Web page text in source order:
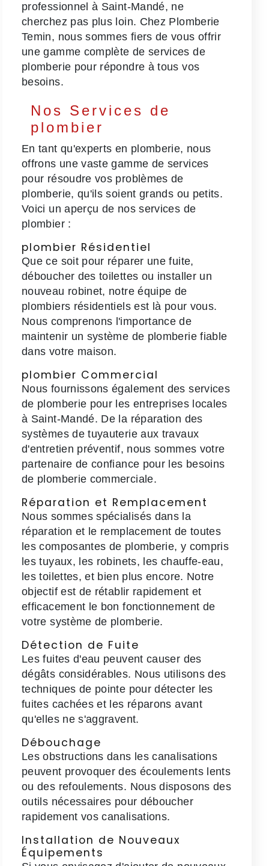
professionnel à Saint-Mandé, ne
cherchez pas plus loin. Chez Plomberie
Temin, nous sommes fiers de vous offrir
une gamme complète de services de
plomberie pour répondre à tous vos
besoins.
Nos Services de
plombier
En tant qu'experts en plomberie, nous
offrons une vaste gamme de services
pour résoudre vos problèmes de
plomberie, qu'ils soient grands ou petits.
Voici un aperçu de nos services de
plombier :
plombier Résidentiel
Que ce soit pour réparer une fuite,
déboucher des toilettes ou installer un
nouveau robinet, notre équipe de
plombiers résidentiels est là pour vous.
Nous comprenons l'importance de
maintenir un système de plomberie fiable
dans votre maison.
plombier Commercial
Nous fournissons également des services
de plomberie pour les entreprises locales
à Saint-Mandé. De la réparation des
systèmes de tuyauterie aux travaux
d'entretien préventif, nous sommes votre
partenaire de confiance pour les besoins
de plomberie commerciale.
Réparation et Remplacement
Nous sommes spécialisés dans la
réparation et le remplacement de toutes
les composantes de plomberie, y compris
les tuyaux, les robinets, les chauffe-eau,
les toilettes, et bien plus encore. Notre
objectif est de rétablir rapidement et
efficacement le bon fonctionnement de
votre système de plomberie.
Détection de Fuite
Les fuites d'eau peuvent causer des
dégâts considérables. Nous utilisons des
techniques de pointe pour détecter les
fuites cachées et les réparons avant
qu'elles ne s'aggravent.
Débouchage
Les obstructions dans les canalisations
peuvent provoquer des écoulements lents
ou des refoulements. Nous disposons des
outils nécessaires pour déboucher
rapidement vos canalisations.
Installation de Nouveaux
Équipements